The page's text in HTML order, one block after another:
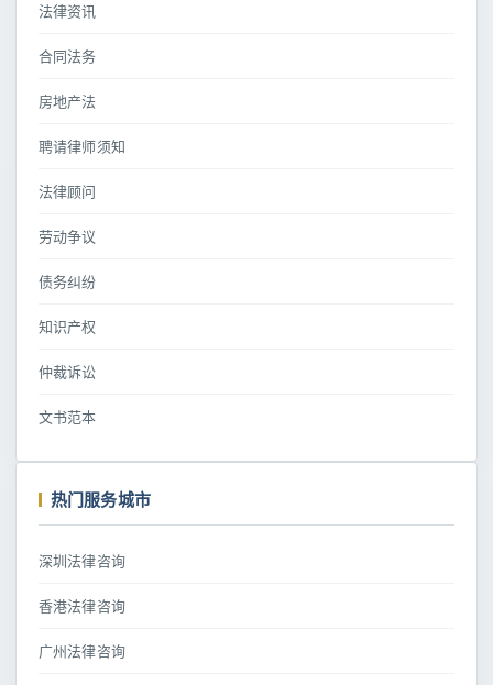
法律资讯
合同法务
房地产法
聘请律师须知
法律顾问
劳动争议
债务纠纷
知识产权
仲裁诉讼
文书范本
热门服务城市
深圳法律咨询
香港法律咨询
广州法律咨询